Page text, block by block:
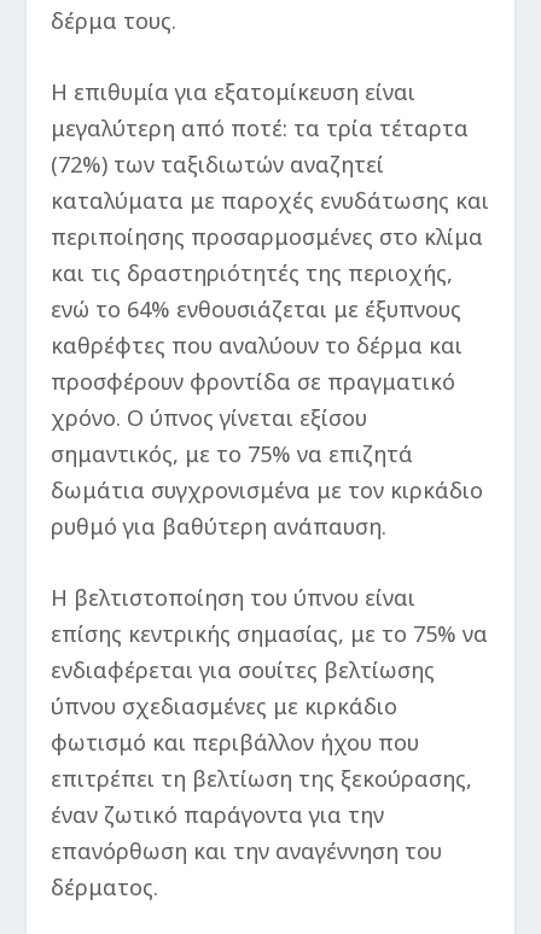
δέρμα τους.
Η επιθυμία για εξατομίκευση είναι
μεγαλύτερη από ποτέ: τα τρία τέταρτα
(72%) των ταξιδιωτών αναζητεί
καταλύματα με παροχές ενυδάτωσης και
περιποίησης προσαρμοσμένες στο κλίμα
και τις δραστηριότητές της περιοχής,
ενώ το 64% ενθουσιάζεται με έξυπνους
καθρέφτες που αναλύουν το δέρμα και
προσφέρουν φροντίδα σε πραγματικό
χρόνο. Ο ύπνος γίνεται εξίσου
σημαντικός, με το 75% να επιζητά
δωμάτια συγχρονισμένα με τον κιρκάδιο
ρυθμό για βαθύτερη ανάπαυση.
Η βελτιστοποίηση του ύπνου είναι
επίσης κεντρικής σημασίας, με το 75% να
ενδιαφέρεται για σουίτες βελτίωσης
ύπνου σχεδιασμένες με κιρκάδιο
φωτισμό και περιβάλλον ήχου που
επιτρέπει τη βελτίωση της ξεκούρασης,
έναν ζωτικό παράγοντα για την
επανόρθωση και την αναγέννηση του
δέρματος.